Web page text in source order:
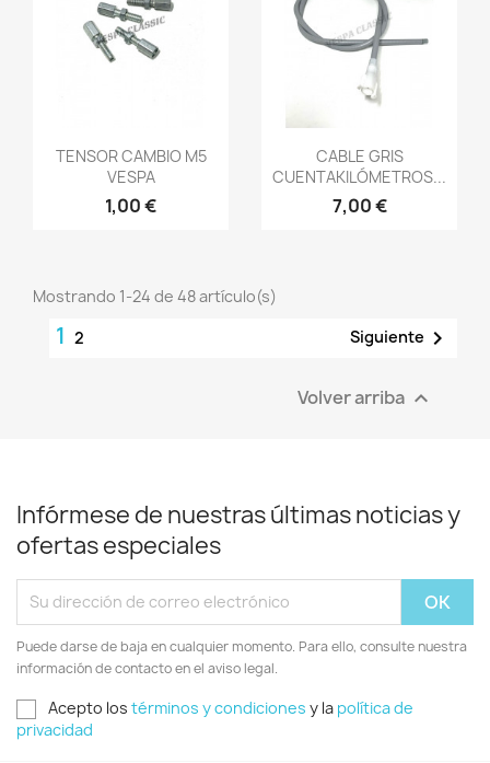
Vista rápida
TENSOR CAMBIO M5
VESPA
1,00 €
Vista rápida
CABLE GRIS
CUENTAKILÓMETROS...
7,00 €
Mostrando 1-24 de 48 artículo(s)
1 2 Siguiente 
Volver arriba 
Infórmese de nuestras últimas noticias y
ofertas especiales
Puede darse de baja en cualquier momento. Para ello, consulte nuestra
información de contacto en el aviso legal.
Acepto los términos y condiciones y la política de
privacidad